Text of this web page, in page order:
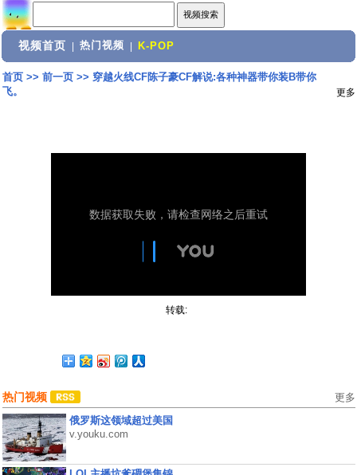
视频首页 热门视频 K-POP
首页>> 前一页>> 穿越火线CF陈子豪CF解说:各种神器带你装B带你
飞。
更多
转载:
热门视频 更多
俄罗斯这领域超过美国
v.youku.com